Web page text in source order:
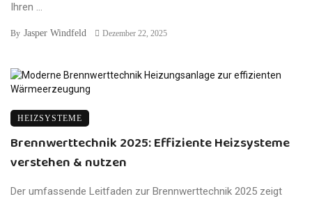
Ihren ...
By Jasper Windfeld Dezember 22, 2025
HEIZSYSTEME
Brennwerttechnik 2025: Effiziente Heizsysteme
verstehen & nutzen
Der umfassende Leitfaden zur Brennwerttechnik 2025 zeigt